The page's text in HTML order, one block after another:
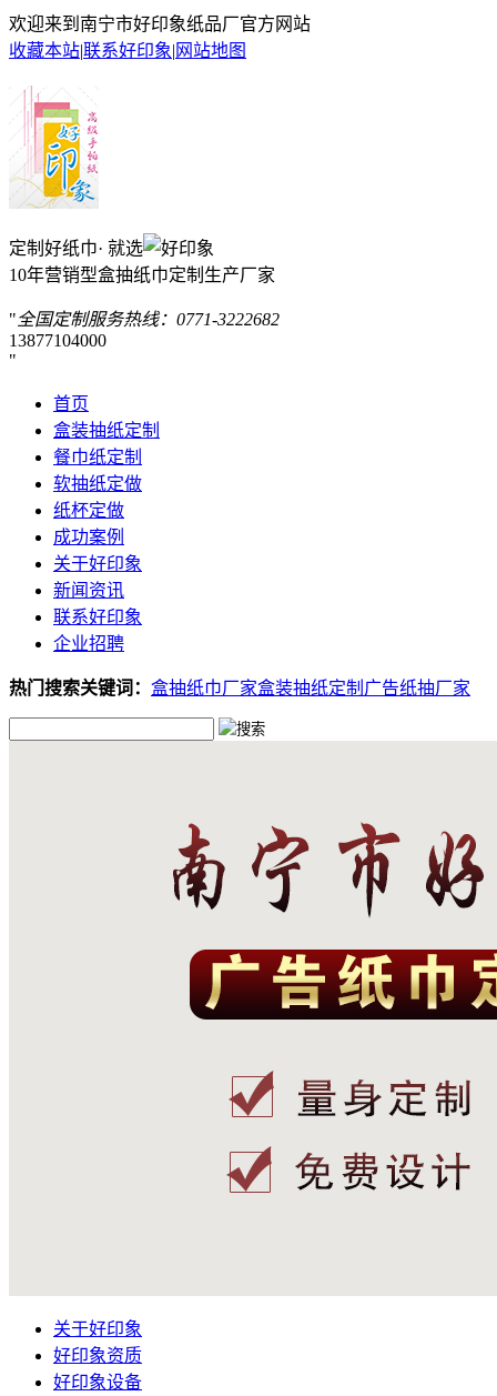
欢迎来到南宁市好印象纸品厂官方网站
收藏本站|联系好印象| 网站地图
定制好纸巾· 就选
10年营销型盒抽纸巾定制生产厂家
全国定制服务热线： 0771-3222682
13877104000
首页
盒装抽纸定制
餐巾纸定制
软抽纸定做
纸杯定做
成功案例
关于好印象
新闻资讯
联系好印象
企业招聘
热门搜索关键词： 盒抽纸巾厂家盒装抽纸定制 广告纸抽厂家
关于好印象
好印象资质
好印象设备